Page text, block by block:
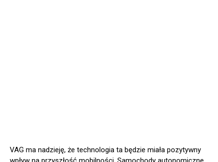
VAG ma nadzieję, że technologia ta będzie miała pozytywny